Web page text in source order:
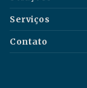
Serviços
Contato